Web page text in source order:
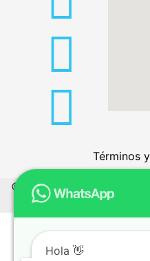
Términos
© 2026
Hola 👋